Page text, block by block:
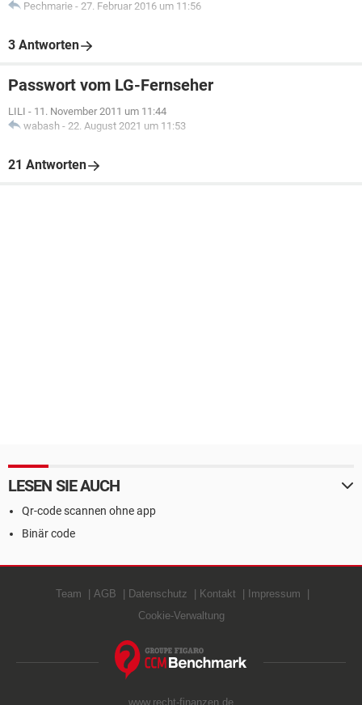
Pechmarie - 27. Februar 2016 um 11:56
3 Antworten
Passwort vom LG-Fernseher
LILI - 11. November 2011 um 11:44
wabash - 22. August 2021 um 11:53
21 Antworten
LESEN SIE AUCH
Qr-code scannen ohne app
Binär code
Team AGB Datenschutz Kontakt
Impressum
Cookie-Verwaltung
www.recht-finanzen.de